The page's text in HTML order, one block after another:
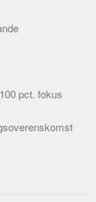
pct. fokus